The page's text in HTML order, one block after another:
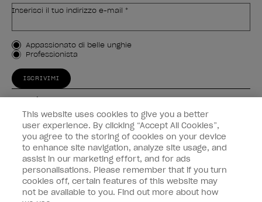
Inserisci il tuo indirizzo e-mail *
Tipo di cliente
Appassionato di belle unghie
Professionista
ISCRIVIMI
Esperienza
Collegati
Informazioni sul cliente
This website uses cookies to give you a better
user experience. By clicking “Accept All Cookies”,
you agree to the storing of cookies on your device
to enhance site navigation, analyze site usage, and
assist in our marketing effort, and for ads
personalisations. Please remember that if you turn
cookies off, certain features of this website may
not be available to you. Find out more about how